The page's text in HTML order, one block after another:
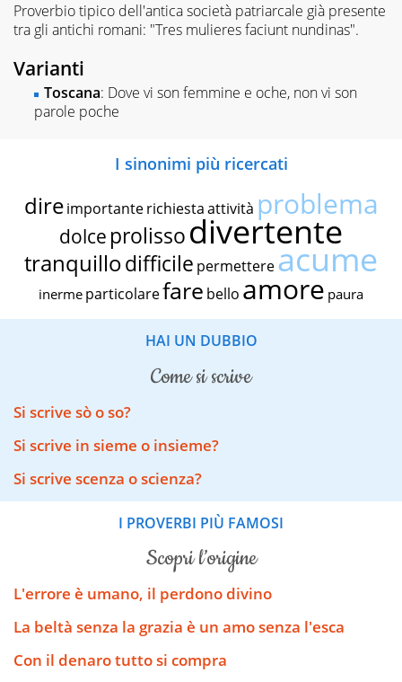
Proverbio tipico dell'antica società patriarcale già presente
tra gli antichi romani: "Tres mulieres faciunt nundinas".
Varianti
Toscana: Dove vi son femmine e oche, non vi son
parole poche
I sinonimi più ricercati
dire importante richiestaattività problema
dolce prolissodivertente
tranquillodifficile permettereacume
inerme particolarefare bello amore paura
HAI UN DUBBIO
come si scrive
Si scrive sò o so?
Si scrive in sieme o insieme?
Si scrive scenza o scienza?
I PROVERBI PIÙ FAMOSI
scopri l’origine
L'errore è umano, il perdono divino
La beltà senza la grazia è un amo senza l'esca
Con il denaro tutto si compra